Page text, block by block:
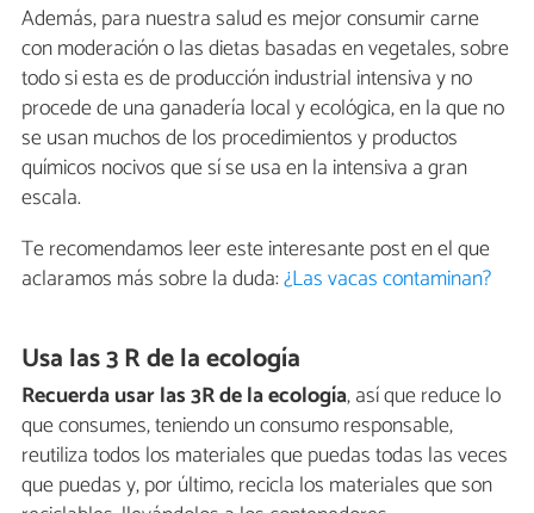
Además, para nuestra salud es mejor consumir carne
con moderación o las dietas basadas en vegetales, sobre
todo si esta es de producción industrial intensiva y no
procede de una ganadería local y ecológica, en la que no
se usan muchos de los procedimientos y productos
químicos nocivos que sí se usa en la intensiva a gran
escala.
Te recomendamos leer este interesante post en el que
aclaramos más sobre la duda:¿Las vacas contaminan?
Usa las 3 R de la ecología
Recuerda usar las 3R de la ecología, así que reduce lo
que consumes, teniendo un consumo responsable,
reutiliza todos los materiales que puedas todas las veces
que puedas y, por último, recicla los materiales que son